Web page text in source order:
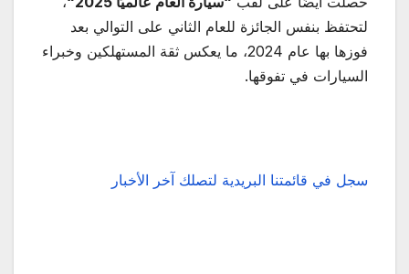
لتحتفظ بنفس الجائزة للعام الثاني على التوالي بعد
فوزها بها عام 2024، ما يعكس ثقة المستهلكين وخبراء
السيارات في تفوقها.
سجل في قائمتنا البريدية لتصلك آخر الأخبار